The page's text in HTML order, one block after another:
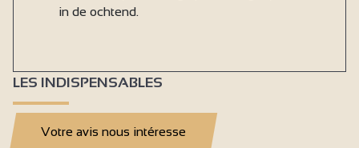
in de ochtend.
LES INDISPENSABLES
Votre avis nous intéresse